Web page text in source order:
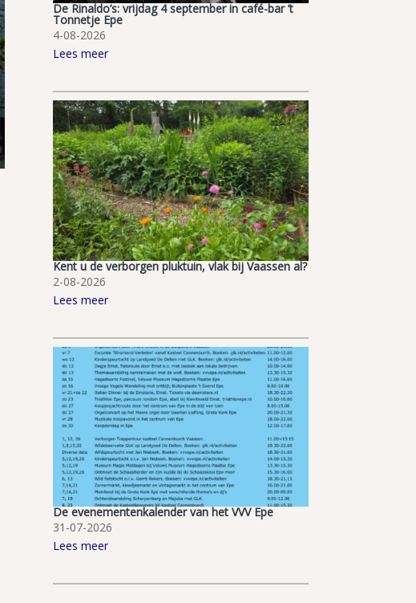
De Rinaldo’s: vrijdag 4 september in café-bar ’t
Tonnetje Epe
4-08-2026
Lees meer
Kent u de verborgen pluktuin, vlak bij Vaassen al?
2-08-2026
Lees meer
De evenementenkalender van het VVV Epe
31-07-2026
Lees meer